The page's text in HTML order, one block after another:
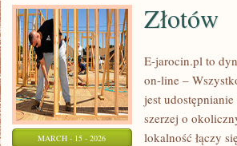
MARCH - 15 - 2026
Złotów
E-jarocin.pl to
on-line –
jest
szerzej o
lokalność łączy